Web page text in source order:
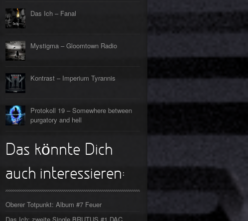
► Zeit verfliegt
Oberer Totpunkt
Oberer Totpunkt
► Geisterfahrt
► Gevatter Tod
Oberer Totpunkt
►
►
►
►
Das Ich – Fanal
Mystigma – Gloomtown Radio
Kontrast – Imperium Tyrannis
Protokoll 19 – Somewhere between
purgatory and hell
Das könnte Dich
auch interessieren:
Oberer Totpunkt: Album #7 Feuer